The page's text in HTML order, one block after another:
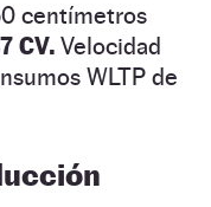
centímetros
CV. Velocidad
WLTP de